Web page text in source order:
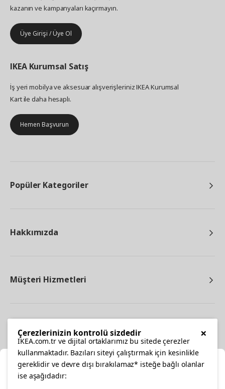
kazanın ve kampanyaları kaçırmayın.
Üye Girişi / Üye Ol
IKEA Kurumsal Satış
İş yeri mobilya ve aksesuar alışverişleriniz IKEA Kurumsal
Kart ile daha hesaplı.
Hemen Başvurun
Popüler Kategoriler
Hakkımızda
Müşteri Hizmetleri
×
Çerezlerinizin kontrolü sizdedir
IKEA.com.tr ve dijital ortaklarımız bu sitede çerezler
kullanmaktadır. Bazıları siteyi çalıştırmak için kesinlikle
gereklidir ve devre dışı bırakılamaz* isteğe bağlı olanlar
ise aşağıdadır: